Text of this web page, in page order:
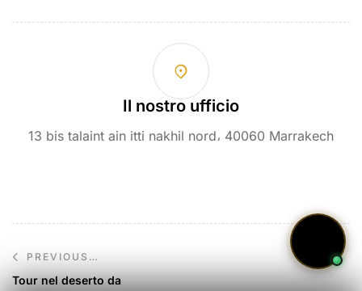
Il nostro ufficio
13 bis talaint ain itti nakhil nord، 40060 Marrakech
PREVIOUS
POST
Tour nel deserto da